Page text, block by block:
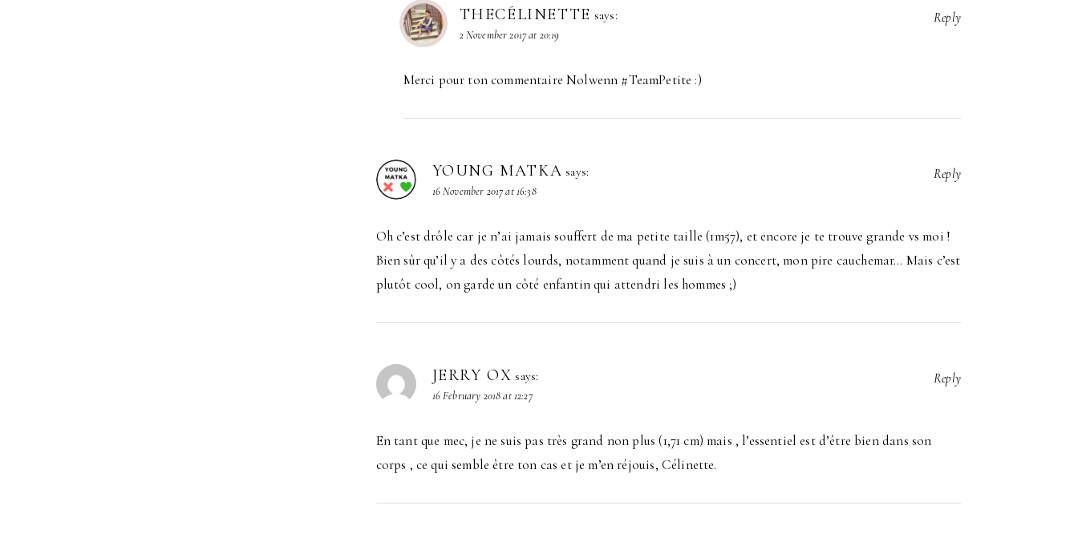
THECÉLINETTE says:
2 November 2017 at 20:19
Merci pour ton commentaire Nolwenn #TeamPetite :)
Reply
YOUNG MATKA says:
16 November 2017 at 16:38
Oh c’est drôle car je n’ai jamais souffert de ma petite taille (1m57), et encore je te trouve grande vs moi !
Bien sûr qu’il y a des côtés lourds, notamment quand je suis à un concert, mon pire cauchemar… Mais c’est
plutôt cool, on garde un côté enfantin qui attendri les hommes ;)
Reply
JERRY OX says:
16 February 2018 at 12:27
En tant que mec, je ne suis pas très grand non plus (1,71 cm) mais , l’essentiel est d’être bien dans son
corps , ce qui semble être ton cas et je m’en réjouis, Célinette.
Reply